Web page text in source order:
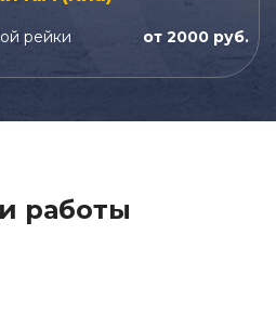
рейки от 2000 руб.
работы